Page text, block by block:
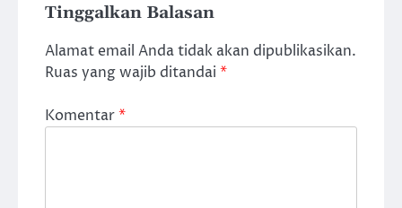
Tinggalkan Balasan
Alamat email Anda tidak akan dipublikasikan.
Ruas yang wajib ditandai *
Komentar*